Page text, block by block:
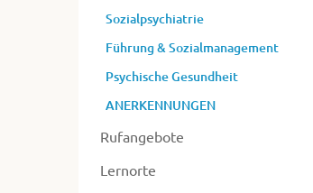
Sozialpsychiatrie
Führung & Sozialmanagement
Psychische Gesundheit
ANERKENNUNGEN
Rufangebote
Lernorte